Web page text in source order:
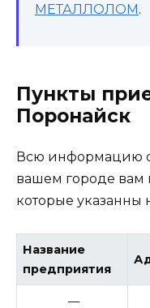
МЕТАЛЛОЛОМ.
Пункты
Поронайск
Всю информацию о
вашем городе вам
которые указанны
Название
предприятия
—